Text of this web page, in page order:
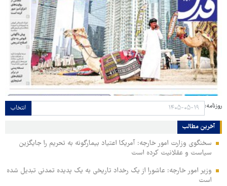
روزنامه: انتخاب
آخرین مطالب
سخنگوی وزارت امور خارجه: آمریکا اعتیاد بیمارگونه به تحریم را جایگزین
سیاست و عقلانیت کرده است
وزیر امور خارجه: عاشورا از یک رخداد تاریخی به یک پدیده تمدنی تبدیل شده
است